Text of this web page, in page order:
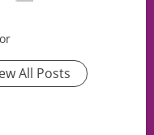
All Posts